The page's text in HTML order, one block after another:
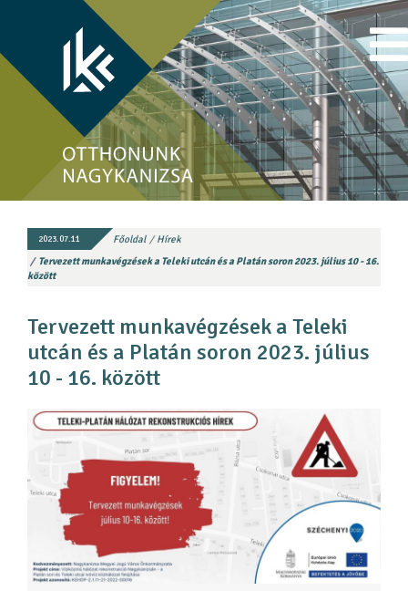
2023.07.11 Főoldal
Hírek
Tervezett munkavégzések a Teleki utcán és a Platán soron 2023. július 10 - 16.
között
Tervezett munkavégzések a Teleki
utcán és a Platán soron 2023. július
10 - 16. között